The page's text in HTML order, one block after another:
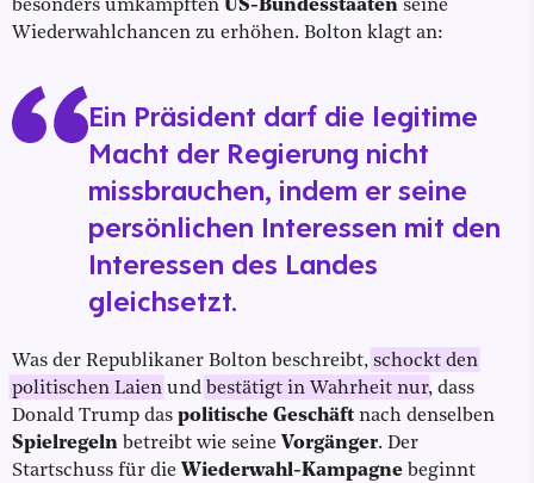
besonders umkämpften US-Bundesstaaten seine
Wiederwahlchancen zu erhöhen. Bolton klagt an:
Ein Präsident darf die legitime
Macht der Regierung nicht
missbrauchen, indem er seine
persönlichen Interessen mit den
Interessen des Landes
gleichsetzt.
Was der Republikaner Bolton beschreibt, schockt den
politischen Laien und bestätigt in Wahrheit nur, dass
Donald Trump das politische Geschäft nach denselben
Spielregeln betreibt wie seine Vorgänger. Der
Startschuss für die Wiederwahl-Kampagne beginnt